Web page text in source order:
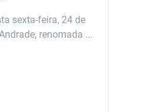
sexta-feira, 24 de
renomada ...